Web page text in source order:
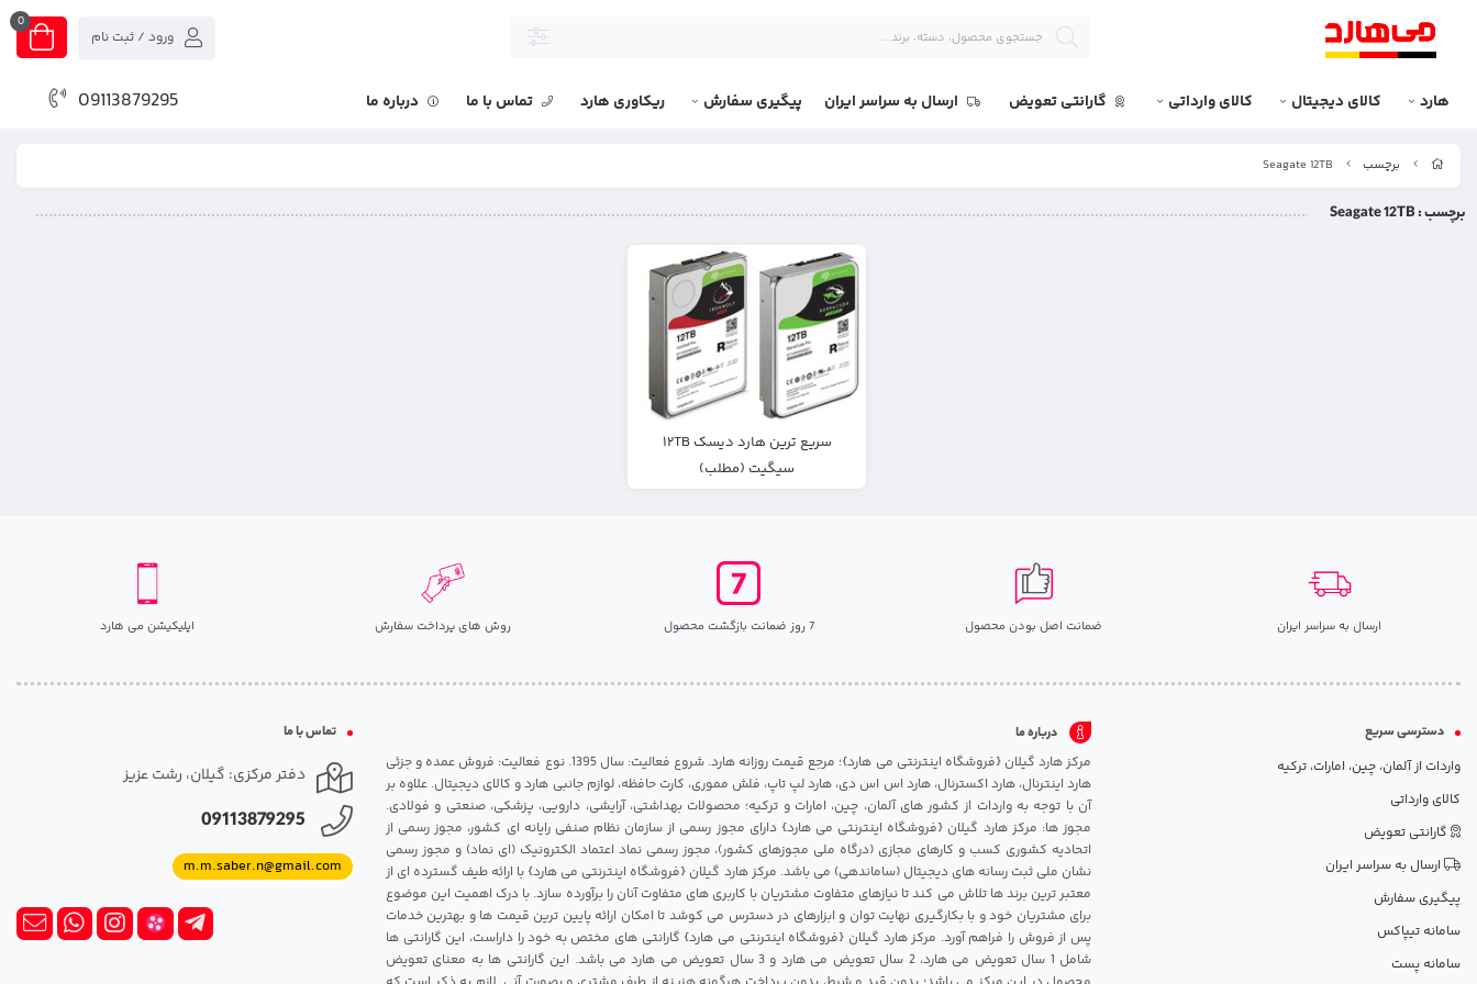
0
ورود / ثبت نام
هارد کالای دیجیتال کالای وارداتی گارانتی تعویض ارسال به سراسر ایران پیگیری سفارش ریکاوری هارد تماس با ما درباره ما 09113879295
برچسب
برچسب: Seagate 12TB
سریع ترین هارد دیسک ۱۲TB
سیگیت (مطلب)
ارسال به سراسر ایران ضمانت اصل بودن محصول 7 روز ضمانت بازگشت محصول روش های پرداخت سفارش اپلیکیشن می هارد
دسترسی سریع
واردات از آلمان، چین، امارات، ترکیه
کالای وارداتی
گارانتی تعویض
ارسال به سراسر ایران
پیگیری سفارش
سامانه تیپاکس
سامانه پست
درباره ما
مرکز هارد گیلان {فروشگاه اینترنتی می هارد}؛ مرجع قیمت روزانه هارد. شروع فعالیت: سال 1395. نوع فعالیت: فروش عمده و جزئی
هارد اینترنال، هارد اکسترنال، هارد اس اس دی، هارد لپ تاپ، فلش مموری، کارت حافظه، لوازم جانبی هارد و کالای دیجیتال. علاوه بر
آن با توجه به واردات از کشور های آلمان، چین، امارات و ترکیه؛ محصولات بهداشتی، آرایشی، دارویی، پزشکی، صنعتی و فولادی.
مجوز ها: مرکز هارد گیلان {فروشگاه اینترنتی می هارد} دارای مجوز رسمی از سازمان نظام صنفی رایانه ای کشور، مجوز رسمی از
اتحادیه کشوری کسب و کارهای مجازی (درگاه ملی مجوزهای کشور)، مجوز رسمی نماد اعتماد الکترونیک (ای نماد) و مجوز رسمی
نشان ملی ثبت رسانه های دیجیتال (ساماندهی) می باشد. مرکز هارد گیلان {فروشگاه اینترنتی می هارد} با ارائه طیف گسترده ای از
معتبر ترین برند ها تلاش می کند تا نیازهای متفاوت مشتریان با کاربری های متفاوت آنان را برآورده سازد. با درک اهمیت این موضوع
برای مشتریان خود و با بکارگیری نهایت توان و ابزارهای در دسترس می کوشد تا امکان ارائه پایین ترین قیمت ها و بهترین خدمات
پس از فروش را فراهم آورد. مرکز هارد گیلان {فروشگاه اینترنتی می هارد} گارانتی های مختص به خود را داراست، این گارانتی ها
شامل 1 سال تعویض می هارد، 2 سال تعویض می هارد و 3 سال تعویض می هارد می باشد. این گارانتی ها به معنای تعویض
تماس با ما
دفتر مرکزی: گیلان، رشت عزیز
09113879295
m.m.saber.n@gmail.com